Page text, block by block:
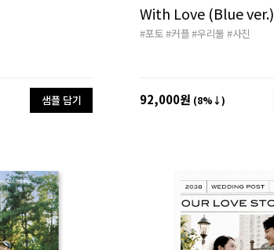
샘플 담기
With Love (Blue ver.)
#포토#커플#우리둘 #사진
92,000원 (8%↓)